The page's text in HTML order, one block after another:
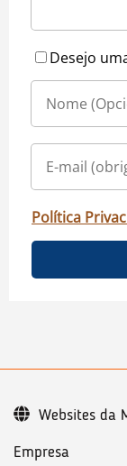
Desejo
Política
Empresa
Websites da